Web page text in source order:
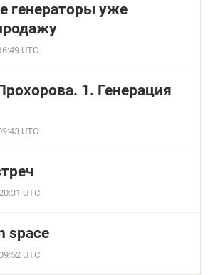
генераторы уже
UTC
1. Генерация
UTC
UTC
space
UTC